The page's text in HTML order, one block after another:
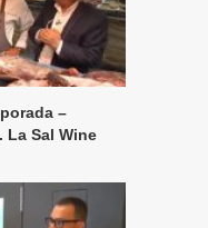
–
La Sal Wine